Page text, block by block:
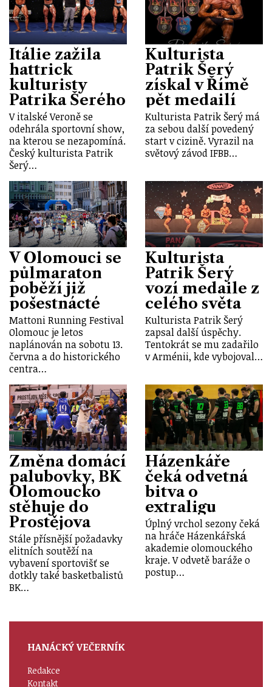
Itálie zažila
hattrick
kulturisty
Patrika Šerého
V italské Veroně se
odehrála sportovní show,
na kterou se nezapomíná.
Český kulturista Patrik
Šerý…
Kulturista
Patrik Šerý
získal v Římě
pět medailí
Kulturista Patrik Šerý má
za sebou další povedený
start v cizině. Vyrazil na
světový závod IFBB…
V Olomouci se
půlmaraton
poběží již
pošestnácté
Mattoni Running Festival
Olomouc je letos
naplánován na sobotu 13.
června a do historického
centra…
Kulturista
Patrik Šerý
vozí medaile z
celého světa
Kulturista Patrik Šerý
zapsal další úspěchy.
Tentokrát se mu zadařilo
v Arménii, kde vybojoval…
Změna domácí
palubovky, BK
Olomoucko
stěhuje do
Prostějova
Stále přísnější požadavky
elitních soutěží na
vybavení sportovišť se
dotkly také basketbalistů
BK…
Házenkáře
čeká odvetná
bitva o
extraligu
Úplný vrchol sezony čeká
na hráče Házenkářská
akademie olomouckého
kraje. V odvetě baráže o
postup…
HANÁCKÝ VEČERNÍK
Redakce
Kontakt